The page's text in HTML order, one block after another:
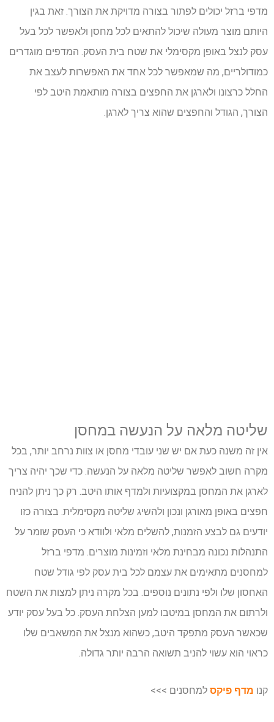
מדפי ברזל יכולים לפתור בצורה מדויקת את הצורך. זאת בגין
היותם מוצר מעולה שיכול להתאים לכל מחסן ולאפשר לכל בעל
עסק לנצל באופן מקסימלי את שטח בית העסק. המדפים מוגדרים
כמודולריים, מה שמאפשר לכל אחד את האפשרות לעצב את
החלל כרצונו ולארגן את החפצים בצורה מותאמת היטב לפי
הצורך, הגודל והחפצים שהוא צריך לארגן.
שליטה מלאה על הנעשה במחסן
אין זה משנה כעת אם יש שני עובדי מחסן או צוות נרחב יותר, בכל
מקרה חשוב לאפשר שליטה מלאה על הנעשה. כדי שכך יהיה צריך
לארגן את המחסן במקצועיות ולמדף אותו היטב. רק כך ניתן להניח
חפצים באופן מאורגן ונכון ולהשיג שליטה מקסימלית. בצורה כזו
יודעים גם לבצע הזמנות, להשלים מלאי ולוודא כי העסק שומר על
התנהלות נכונה מבחינת מלאי וזמינות מוצרים. מדפי ברזל
למחסנים מתאימים את עצמם לכל בית עסק לפי גודל שטח
האחסון שלו ולפי נתונים נוספים. בכל מקרה ניתן למצות את השטח
ולרתום את המחסן במיטבו למען הצלחת העסק. כל בעל עסק יודע
שכאשר העסק מתפקד היטב, כשהוא מנצל את המשאבים שלו
כראוי הוא עשוי להניב תשואה הרבה יותר גדולה.
קנו מדף פיקס למחסנים >>>